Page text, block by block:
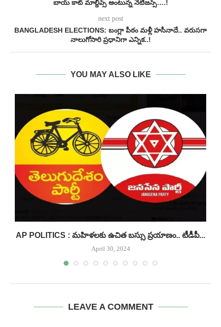
బాయ్ కాట్ మాల్దీవ్స్ అంటున్న నెటిజన్స్….!
next post
BANGLADESH ELECTIONS: బంగ్లా పీఠం మళ్లీ హసీనాదే.. వరుసగా
నాలుగోసారి ప్రధానిగా ఎన్నిక..!
YOU MAY ALSO LIKE
AP POLITICS : మహిళలకు ఉచిత బస్సు ప్రయాణం.. టీడీపీ...
April 30, 2024
LEAVE A COMMENT